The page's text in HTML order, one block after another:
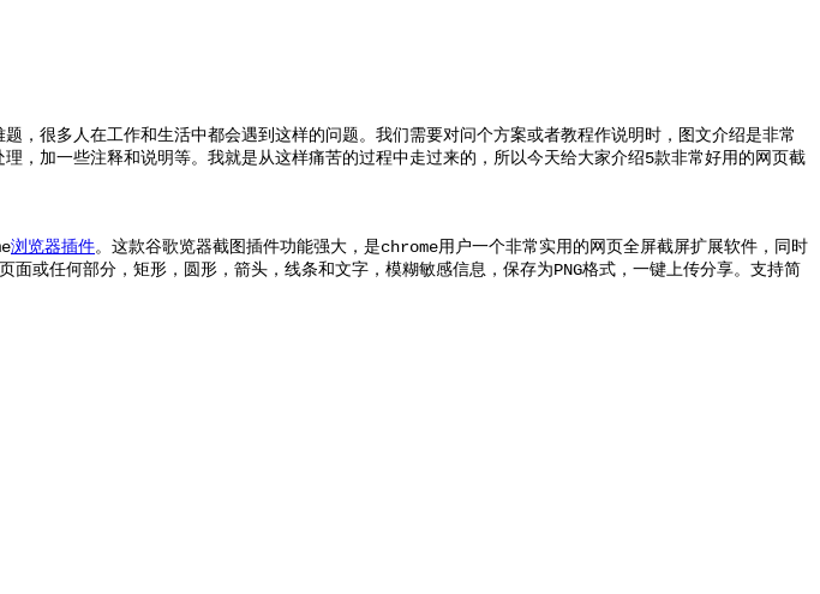
很多人在工作和生活中都会遇到这样的问题。我们需要对问个方案或者教程作说明时，图文介绍是非常
，加一些注释和说明等。我就是从这样痛苦的过程中走过来的，所以今天给大家介绍5款非常好用的网页截
浏览器插件。这款谷歌览器截图插件功能强大，是chrome用户一个非常实用的网页全屏截屏扩展软件，同时
面或任何部分，矩形，圆形，箭头，线条和文字，模糊敏感信息，保存为PNG格式，一键上传分享。支持简